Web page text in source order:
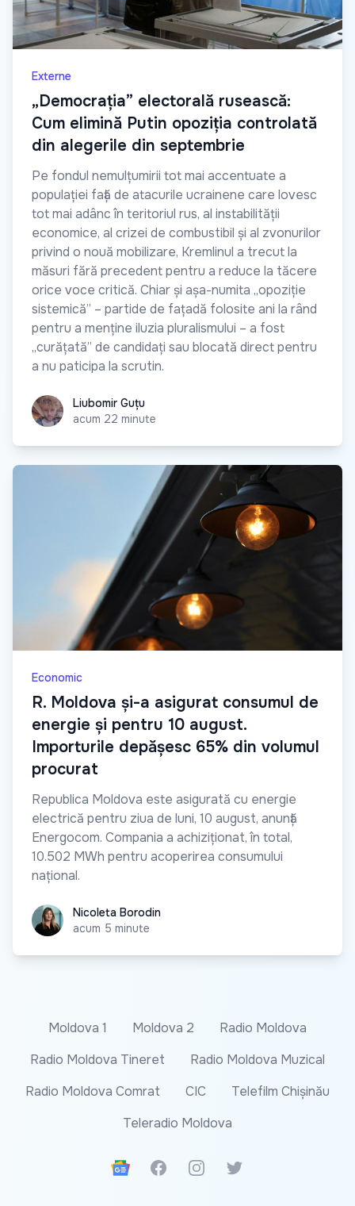
Externe
„Democrația” electorală rusească:
Cum elimină Putin opoziția controlată
din alegerile din septembrie
Pe fondul nemulțumirii tot mai accentuate a
populației față de atacurile ucrainene care lovesc
tot mai adânc în teritoriul rus, al instabilității
economice, al crizei de combustibil și al zvonurilor
privind o nouă mobilizare, Kremlinul a trecut la
măsuri fără precedent pentru a reduce la tăcere
orice voce critică. Chiar și așa-numita „opoziție
sistemică” – partide de fațadă folosite ani la rând
pentru a menține iluzia pluralismului – a fost
„curățată” de candidați sau blocată direct pentru
a nu paticipa la scrutin.
Liubomir Guțu
Liubomir Guțu
acum 22 minute
Economic
R. Moldova și-a asigurat consumul de
energie și pentru 10 august.
Importurile depășesc 65% din volumul
procurat
Republica Moldova este asigurată cu energie
electrică pentru ziua de luni, 10 august, anunță
Energocom. Compania a achiziționat, în total,
10.502 MWh pentru acoperirea consumului
național.
Nicoleta Borodin
Nicoleta Borodin
acum 5 minute
Moldova 1 Moldova 2
Radio Moldova
Radio Moldova Tineret
Radio Moldova Muzical
Radio Moldova Comrat
CIC
Telefilm Chișinău
Teleradio Moldova
Google News
FacebookInstagramTwitter